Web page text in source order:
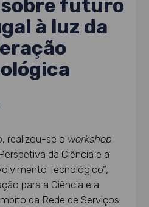
sobre futuro
à luz da
realizou-se o workshop
da Ciência e a
Tecnológico”,
para a Ciência e a
da Rede de Serviços